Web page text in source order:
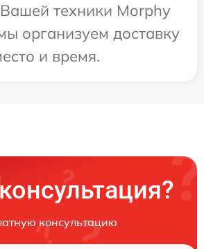
Вашей техники Morphy
организуем доставку
и время.
консультацию